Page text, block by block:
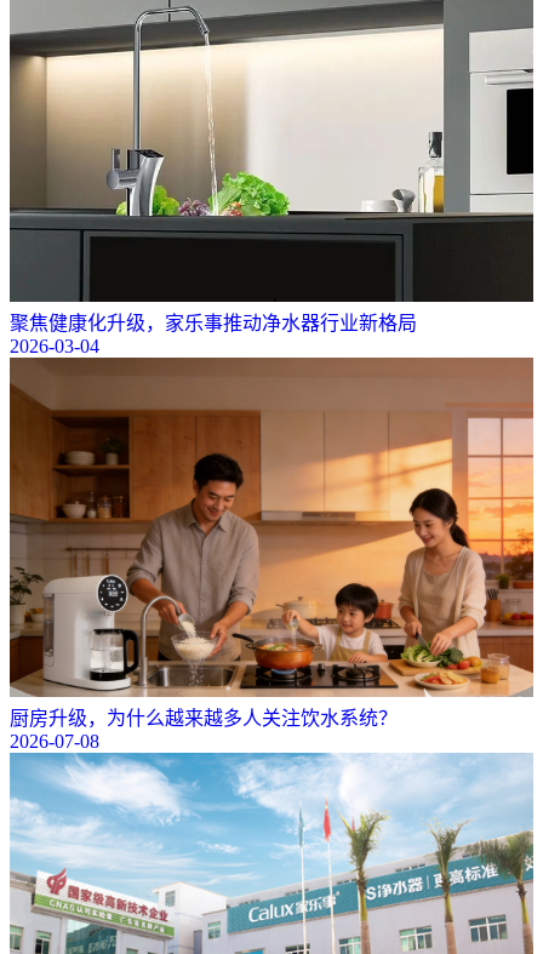
聚焦健康化升级，家乐事推动净水器行业新格局
2026-03-04
厨房升级，为什么越来越多人关注饮水系统？
2026-07-08